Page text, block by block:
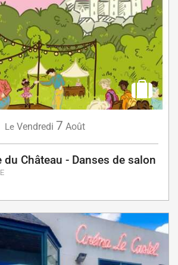
Le Vendredi 7 Août
du Château - Danses de salon